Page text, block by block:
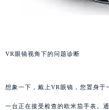
VR眼镜视角下的问题诊断
想象一下，戴上VR眼镜，您置身于
一台正在接受检查的欧米茄手表。